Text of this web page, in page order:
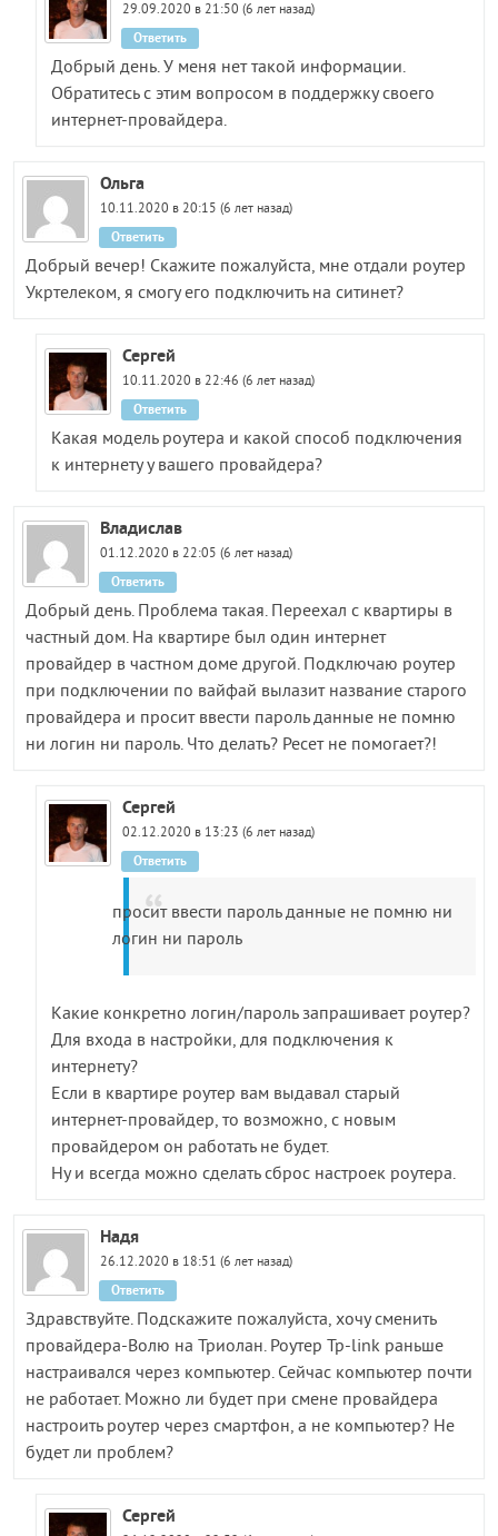
29.09.2020 в 21:50 (6 лет назад)
Добрый день. У меня нет такой информации.
Обратитесь с этим вопросом в поддержку своего
интернет-провайдера.
Ответить
Ольга
10.11.2020 в 20:15 (6 лет назад)
Добрый вечер! Скажите пожалуйста, мне отдали роутер
Укртелеком, я смогу его подключить на ситинет?
Ответить
Сергей
10.11.2020 в 22:46 (6 лет назад)
Какая модель роутера и какой способ подключения
к интернету у вашего провайдера?
Ответить
Владислав
01.12.2020 в 22:05 (6 лет назад)
Добрый день. Проблема такая. Переехал с квартиры в
частный дом. На квартире был один интернет
провайдер в частном доме другой. Подключаю роутер
при подключении по вайфай вылазит название старого
провайдера и просит ввести пароль данные не помню
ни логин ни пароль. Что делать? Ресет не помогает?!
Ответить
Сергей
02.12.2020 в 13:23 (6 лет назад)
просит ввести пароль данные не помню ни
логин ни пароль
Какие конкретно логин/пароль запрашивает роутер?
Для входа в настройки, для подключения к
интернету?
Если в квартире роутер вам выдавал старый
интернет-провайдер, то возможно, с новым
провайдером он работать не будет.
Ну и всегда можно сделать сброс настроек роутера.
Ответить
Надя
26.12.2020 в 18:51 (6 лет назад)
Здравствуйте. Подскажите пожалуйста, хочу сменить
провайдера-Волю на Триолан. Роутер Tp-link раньше
настраивался через компьютер. Сейчас компьютер почти
не работает. Можно ли будет при смене провайдера
настроить роутер через смартфон, а не компьютер? Не
будет ли проблем?
Ответить
Сергей